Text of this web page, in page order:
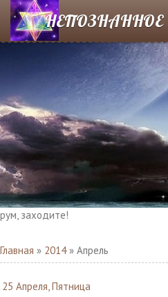
НЕПОЗНАННОЕ
заходите!
Главная » 2014 » Апрель
25 Апреля, Пятница